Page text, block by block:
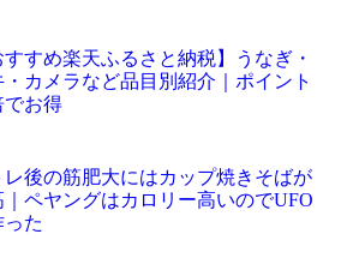
すすめ楽天ふるさと納税】うなぎ・
・カメラなど品目別紹介｜ポイント
でお得
レ後の筋肥大にはカップ焼きそばが
｜ペヤングはカロリー高いのでUFO
った